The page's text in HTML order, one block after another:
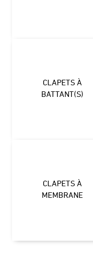
CLAPETS À
BATTANT(S)
CLAPETS À
MEMBRANE